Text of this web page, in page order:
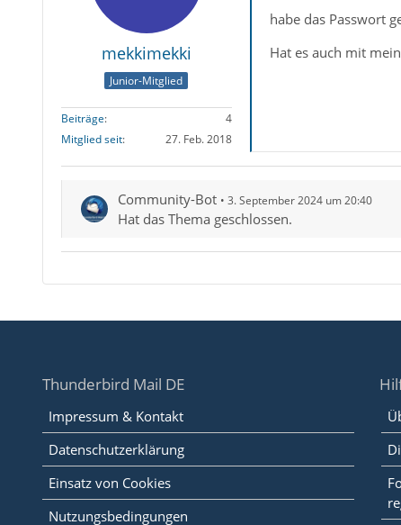
mekkimekki
Junior-Mitglied
Beiträge
4
Mitglied seit
27. Feb. 2018
habe das Passwort
Hat es auch mit
Community-Bot 3. September 2024 um 20:40
Hat das Thema geschlossen.
Thunderbird Mail DE
Impressum & Kontakt
Datenschutzerklärung
Einsatz von Cookies
Nutzungsbedingungen